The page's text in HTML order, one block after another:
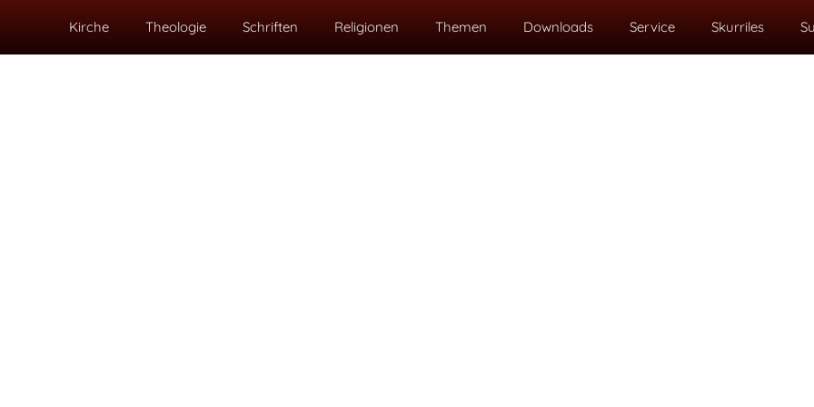
Kirche Theologie Schriften Religionen Themen Downloads Service Skurriles